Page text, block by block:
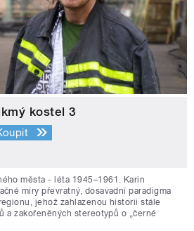
kostel 3
města - léta 1945–1961. Karin
míry převratný, dosavadní paradigma
jehož zahlazenou historii stále
a zakořeněných stereotypů o „černé